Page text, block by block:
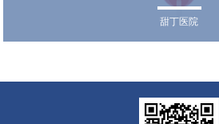
甜丁医院